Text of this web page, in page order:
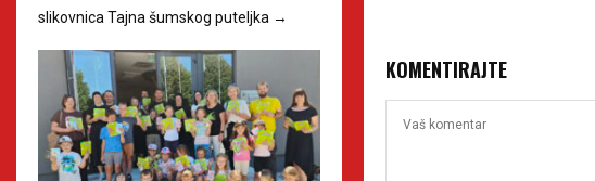
KOMENTIRAJTE
slikovnica Tajna šumskog puteljka →